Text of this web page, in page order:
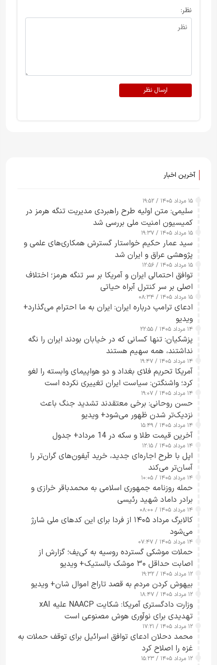
نظر:
ارسال نظر
آخرین اخبار
۱۵ مرداد ۱۴۰۵ / ۱۹:۵۲
سلیمی: متن اولیه طرح راهبردی مدیریت تنگه هرمز در
کمیسیون امنیت ملی بررسی شد
۱۵ مرداد ۱۴۰۵ / ۱۹:۳۷
سید عمار حکیم خواستار گسترش همکاری‌های علمی و
پژوهشی عراق و ایران شد
۱۵ مرداد ۱۴۰۵ / ۱۲:۵۶
توافق احتمالی ایران و آمریکا بر سر تنگه هرمز؛ اختلاف
اصلی بر سر کنترل آبراه حیاتی
۱۵ مرداد ۱۴۰۵ / ۰۸:۳۴
ادعای ترامپ درباره ایران: ایران به ما احترام می‌گذارد+
ویدیو
۱۴ مرداد ۱۴۰۵ / ۲۲:۵۵
پزشکیان: تنها کسانی که در خیابان بودند ایران را نگه
نداشتند، همه سهیم هستند
۱۴ مرداد ۱۴۰۵ / ۱۹:۴۷
آمریکا تحریم فلای بغداد و دو هواپیمای وابسته را لغو
کرد؛ واشنگتن: سیاست ایران تغییری نکرده است
۱۴ مرداد ۱۴۰۵ / ۱۹:۰۷
حسن روحانی: برخی معتقدند تشدید جنگ باعث
نزدیک‌تر شدن ظهور می‌شود+ ویدیو
۱۴ مرداد ۱۴۰۵ / ۱۵:۴۹
آخرین قیمت طلا و سکه در 14 مرداد+ جدول
۱۴ مرداد ۱۴۰۵ / ۱۲:۱۵
اپل با طرح اجاره‌ای جدید، خرید آیفون‌های گران‌تر را
آسان‌تر می‌کند
۱۴ مرداد ۱۴۰۵ / ۱۰:۰۵
حمله روزنامه جمهوری اسلامی به محمدباقر خرازی و
برادر داماد شهید رئیسی
۱۴ مرداد ۱۴۰۵ / ۰۸:۰۰
کالابرگ مرداد ۱۴۰۵ از فردا برای این کدهای ملی شارژ
می‌شود
۱۴ مرداد ۱۴۰۵ / ۰۷:۴۷
حملات موشکی گسترده روسیه به کی‌یف؛ گزارش از
اصابت حداقل ۳۰ موشک بالستیک+ ویدیو
۱۲ مرداد ۱۴۰۵ / ۱۹:۳۲
بیهوش کردن مردم به قصد تاراج اموال شان+ ویدیو
۱۲ مرداد ۱۴۰۵ / ۱۸:۴۷
وزارت دادگستری آمریکا: شکایت NAACP علیه xAI
تهدیدی برای نوآوری هوش مصنوعی است
۱۲ مرداد ۱۴۰۵ / ۱۷:۲۱
محمد دحلان ادعای توافق اسرائیل برای توقف حملات به
غزه را اصلاح کرد
۱۲ مرداد ۱۴۰۵ / ۱۵:۲۳